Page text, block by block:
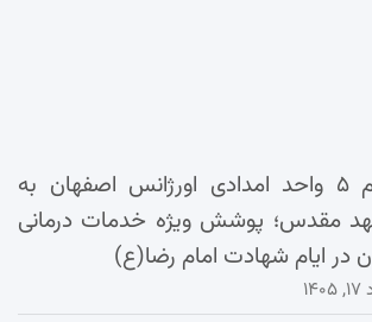
اعزام ۵ واحد امدادی اورژانس اصفهان به
مقدس؛ پوشش ویژه خدمات درمانی
در ایام شهادت امام رضا(ع)